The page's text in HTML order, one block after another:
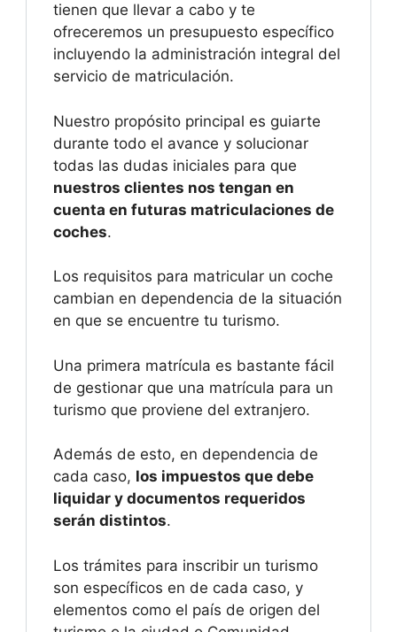
tienen que llevar a cabo y te
ofreceremos un presupuesto específico
incluyendo la administración integral del
servicio de matriculación.
Nuestro propósito principal es guiarte
durante todo el avance y solucionar
todas las dudas iniciales para que
nuestros clientes nos tengan en
cuenta en futuras matriculaciones de
coches.
Los requisitos para matricular un coche
cambian en dependencia de la situación
en que se encuentre tu turismo.
Una primera matrícula es bastante fácil
de gestionar que una matrícula para un
turismo que proviene del extranjero.
Además de esto, en dependencia de
cada caso, los impuestos que debe
liquidar y documentos requeridos
serán distintos.
Los trámites para inscribir un turismo
son específicos en de cada caso, y
elementos como el país de origen del